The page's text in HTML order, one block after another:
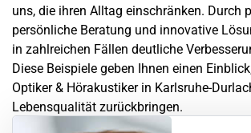
uns, die ihren Alltag einschränken. Durch
persönliche Beratung und innovative
in zahlreichen Fällen deutliche
Diese Beispiele geben Ihnen einen
Optiker & Hörakustiker in Karlsruhe-
Lebensqualität zurückbringen.